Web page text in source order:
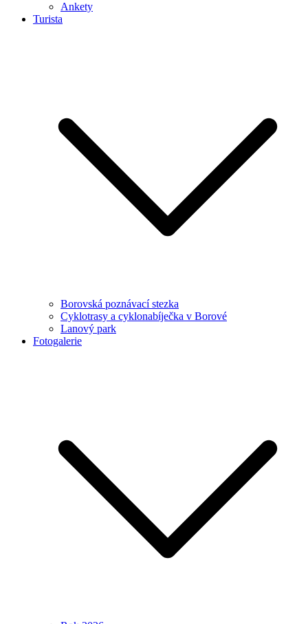
Ankety
Turista
Borovská poznávací stezka
Cyklotrasy a cyklonabíječka v Borové
Lanový park
Fotogalerie